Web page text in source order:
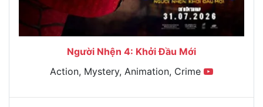
Người Nhện 4: Khởi Đầu Mới
Action, Mystery, Animation, Crime